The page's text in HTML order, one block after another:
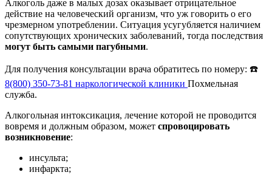
Алкоголь даже в малых дозах оказывает отрицательное
действие на человеческий организм, что уж говорить о его
чрезмерном употреблении. Ситуация усугубляется наличием
сопутствующих хронических заболеваний, тогда последствия
могут быть самыми пагубными.
Для получения консультации врача обратитесь по номеру: ☎️
8(800) 350-73-81 наркологической клиники Похмельная
служба.
Алкогольная интоксикация, лечение которой не проводится
вовремя и должным образом, может спровоцировать
возникновение:
инсульта;
инфаркта;